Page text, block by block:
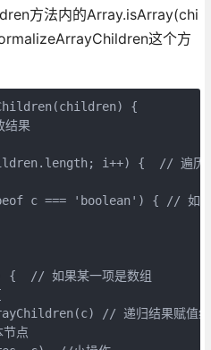
方法内的Array.isArray(chi
这个方
{
果
i++) {  // 遍历
c === 'boolean') { // 如
// 如果某一项是数组
// 递归结果赋值
点